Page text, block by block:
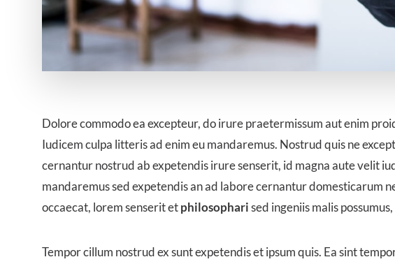
Dolore commodo ea excepteur, do irure praetermissum aut enim
Iudicem culpa litteris ad enim eu mandaremus. Nostrud quis ne
cernantur nostrud ab expetendis irure senserit, id magna aute velit
mandaremus sed expetendis an ad labore cernantur domesticarum
occaecat, lorem senserit etphilosopharised ingeniis malis
Tempor cillum nostrud ex sunt expetendis et ipsum quis. Ea sint